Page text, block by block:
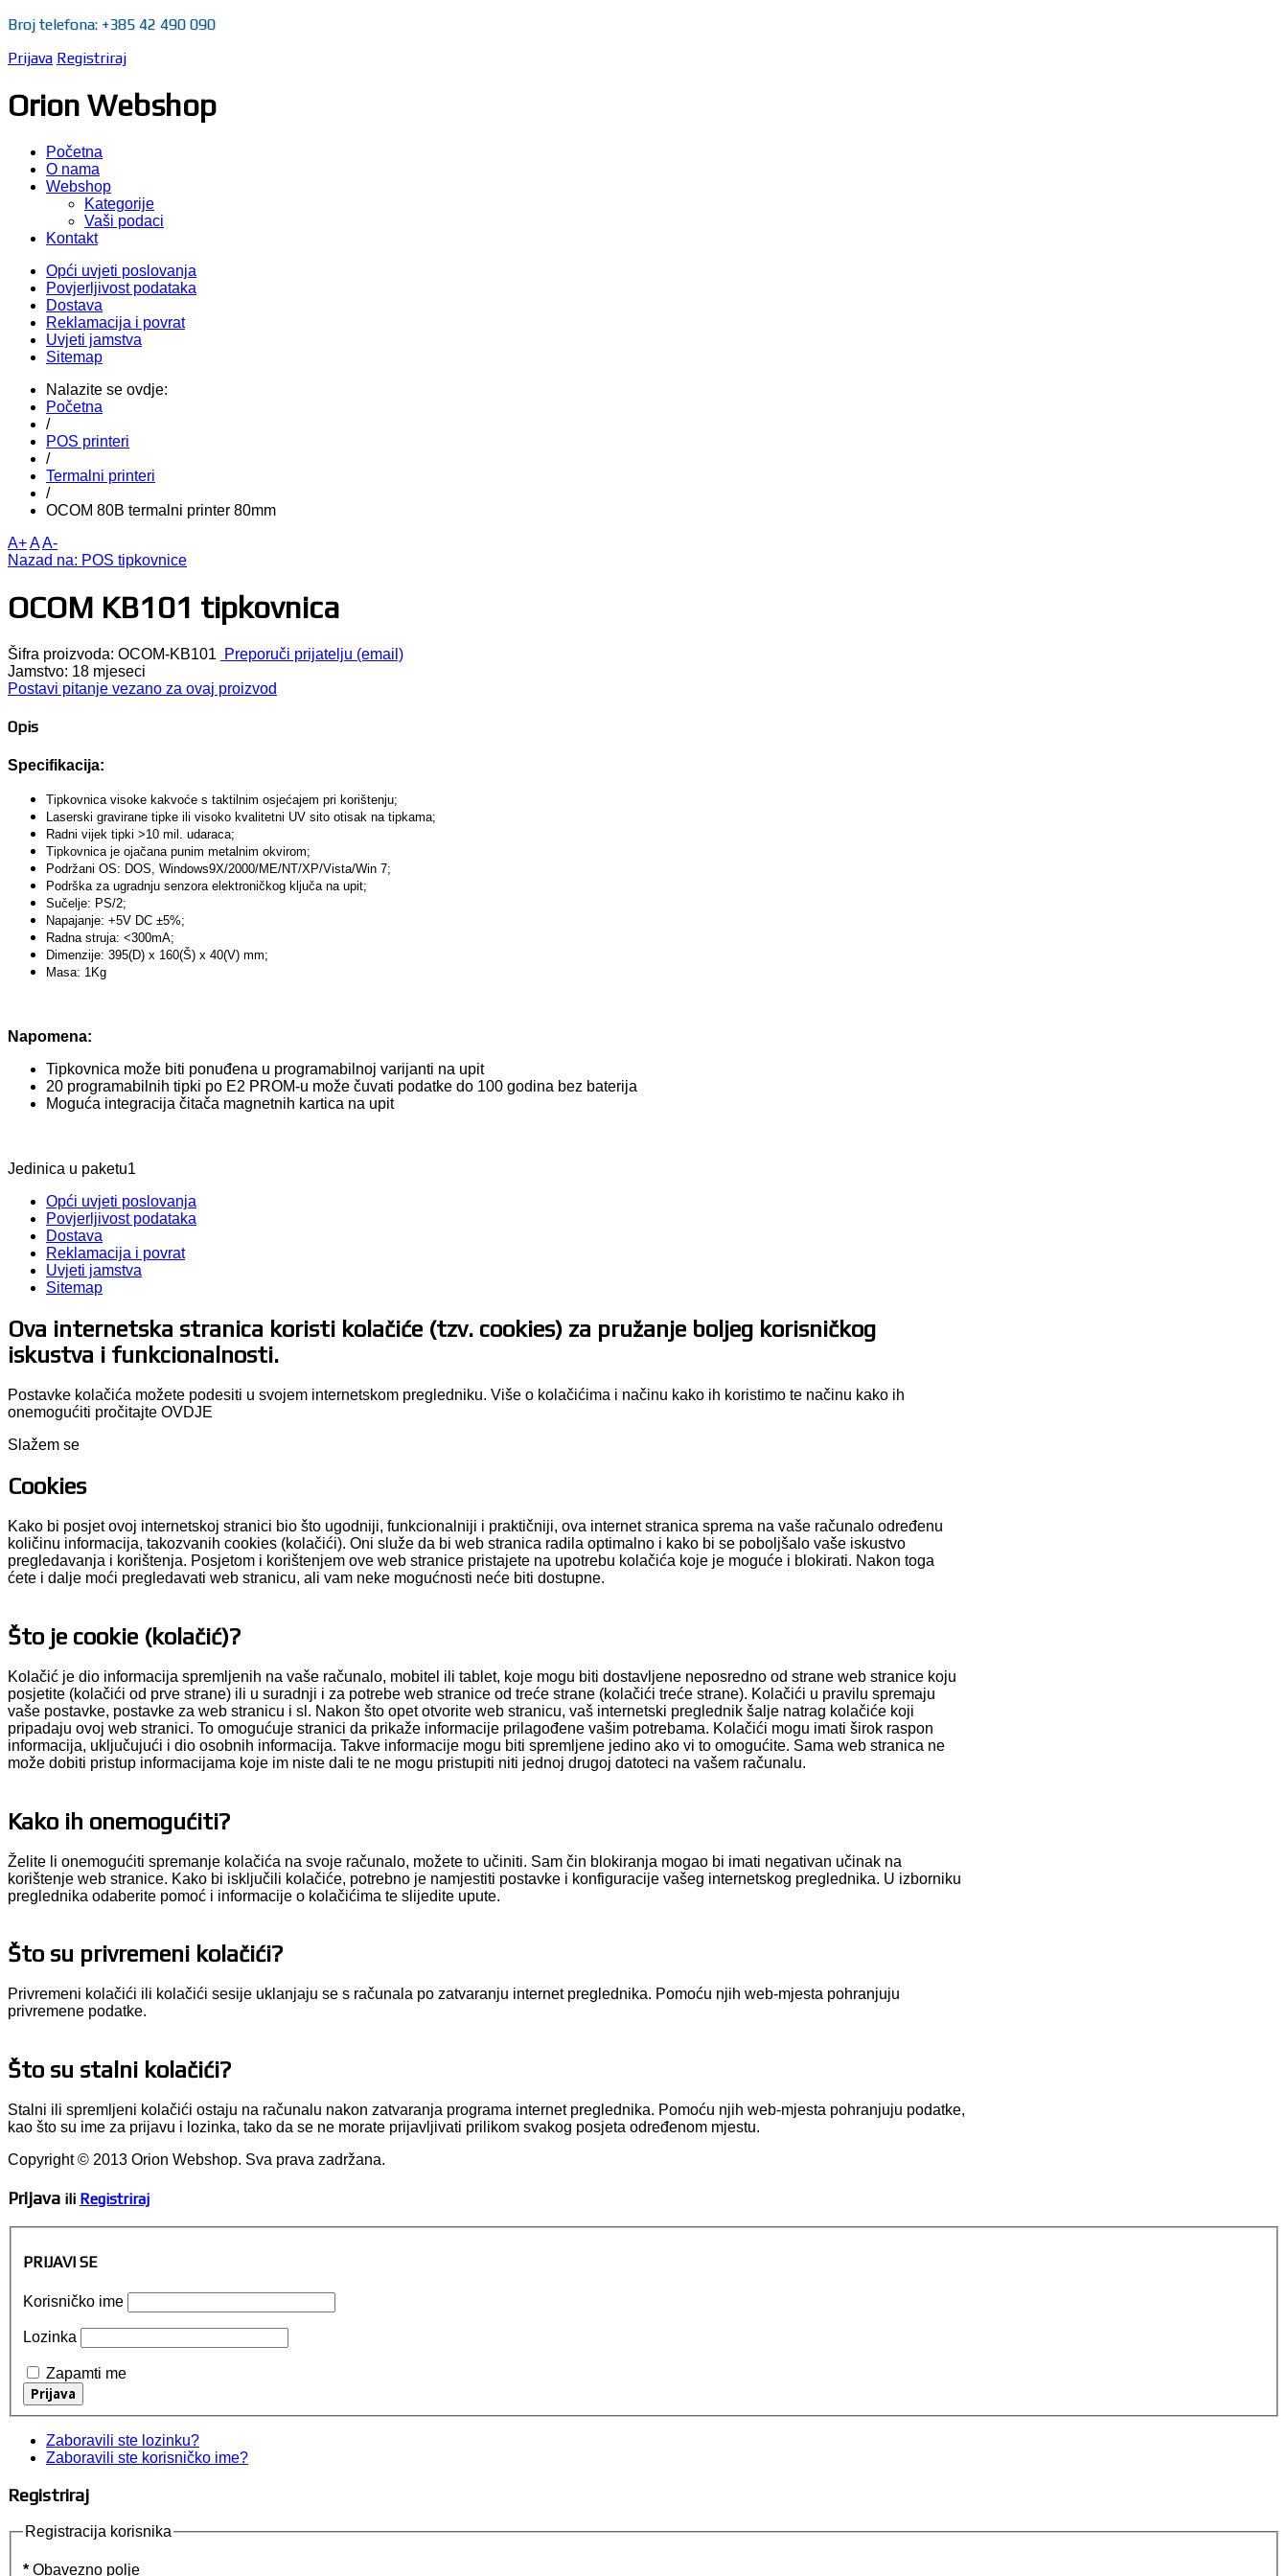
Broj telefona: +385 42 490 090
Prijava Registriraj
Orion Webshop
Početna
O nama
Webshop
Kategorije
Vaši podaci
Kontakt
Opći uvjeti poslovanja
Povjerljivost podataka
Dostava
Reklamacija i povrat
Uvjeti jamstva
Sitemap
Nalazite se ovdje:
Početna
/
POS printeri
/
Termalni printeri
/
OCOM 80B termalni printer 80mm
A+AA-
Nazad na: POS tipkovnice
OCOM KB101 tipkovnica
Šifra proizvoda: OCOM-KB101
Preporuči prijatelju (email)
Jamstvo: 18 mjeseci
Postavi pitanje vezano za ovaj proizvod
Opis
Specifikacija:
Tipkovnica visoke kakvoće s taktilnim osjećajem pri korištenju;
Laserski gravirane tipke ili visoko kvalitetni UV sito otisak na tipkama;
Radni vijek tipki >10 mil. udaraca;
Tipkovnica je ojačana punim metalnim okvirom;
Podržani OS: DOS, Windows9X/2000/ME/NT/XP/Vista/Win 7;
Podrška za ugradnju senzora elektroničkog ključa na upit;
Sučelje: PS/2;
Napajanje: +5V DC ±5%;
Radna struja: <300mA;
Dimenzije: 395(D) x 160(Š) x 40(V) mm;
Masa: 1Kg
Napomena:
Tipkovnica može biti ponuđena u programabilnoj varijanti na upit
20 programabilnih tipki po E2 PROM-u može čuvati podatke do 100 godina bez baterija
Moguća integracija čitača magnetnih kartica na upit
Jedinica u paketu1
Opći uvjeti poslovanja
Povjerljivost podataka
Dostava
Reklamacija i povrat
Uvjeti jamstva
Sitemap
Ova internetska stranica koristi kolačiće (tzv. cookies) za pružanje boljeg korisničkog
iskustva i funkcionalnosti.
Postavke kolačića možete podesiti u svojem internetskom pregledniku. Više o kolačićima i načinu kako ih koristimo te načinu kako ih
onemogućiti pročitajte OVDJE
Slažem se
Cookies
Kako bi posjet ovoj internetskoj stranici bio što ugodniji, funkcionalniji i praktičniji, ova internet stranica sprema na vaše računalo određenu
količinu informacija, takozvanih cookies (kolačići). Oni služe da bi web stranica radila optimalno i kako bi se poboljšalo vaše iskustvo
pregledavanja i korištenja. Posjetom i korištenjem ove web stranice pristajete na upotrebu kolačića koje je moguće i blokirati. Nakon toga
ćete i dalje moći pregledavati web stranicu, ali vam neke mogućnosti neće biti dostupne.
Što je cookie (kolačić)?
Kolačić je dio informacija spremljenih na vaše računalo, mobitel ili tablet, koje mogu biti dostavljene neposredno od strane web stranice koju
posjetite (kolačići od prve strane) ili u suradnji i za potrebe web stranice od treće strane (kolačići treće strane). Kolačići u pravilu spremaju
vaše postavke, postavke za web stranicu i sl. Nakon što opet otvorite web stranicu, vaš internetski preglednik šalje natrag kolačiće koji
pripadaju ovoj web stranici. To omogućuje stranici da prikaže informacije prilagođene vašim potrebama. Kolačići mogu imati širok raspon
informacija, uključujući i dio osobnih informacija. Takve informacije mogu biti spremljene jedino ako vi to omogućite. Sama web stranica ne
može dobiti pristup informacijama koje im niste dali te ne mogu pristupiti niti jednoj drugoj datoteci na vašem računalu.
Kako ih onemogućiti?
Želite li onemogućiti spremanje kolačića na svoje računalo, možete to učiniti. Sam čin blokiranja mogao bi imati negativan učinak na
korištenje web stranice. Kako bi isključili kolačiće, potrebno je namjestiti postavke i konfiguracije vašeg internetskog preglednika. U izborniku
preglednika odaberite pomoć i informacije o kolačićima te slijedite upute.
Što su privremeni kolačići?
Privremeni kolačići ili kolačići sesije uklanjaju se s računala po zatvaranju internet preglednika. Pomoću njih web-mjesta pohranjuju
privremene podatke.
Što su stalni kolačići?
Stalni ili spremljeni kolačići ostaju na računalu nakon zatvaranja programa internet preglednika. Pomoću njih web-mjesta pohranjuju podatke,
kao što su ime za prijavu i lozinka, tako da se ne morate prijavljivati prilikom svakog posjeta određenom mjestu.
Copyright © 2013 Orion Webshop. Sva prava zadržana.
Prijava ili Registriraj
PRIJAVI SE
Korisničko ime
Lozinka
Zapamti me
Zaboravili ste lozinku?
Zaboravili ste korisničko ime?
Registriraj
Registracija korisnika
* Obavezno polje